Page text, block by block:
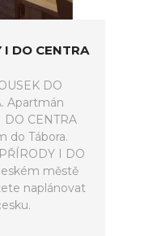
I DO CENTRA
DO
Apartmán
DO CENTRA
do Tábora.
I DO
městě
naplánovat